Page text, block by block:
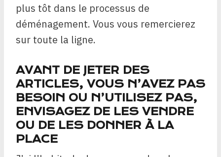
plus tôt dans le processus de
déménagement. Vous vous remercierez
sur toute la ligne.
AVANT DE JETER DES
ARTICLES, VOUS N’AVEZ PAS
BESOIN OU N’UTILISEZ PAS,
ENVISAGEZ DE LES VENDRE
OU DE LES DONNER À LA
PLACE